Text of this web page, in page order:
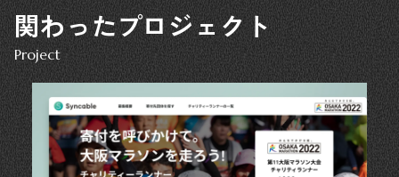
関わったプロジェクト
Project